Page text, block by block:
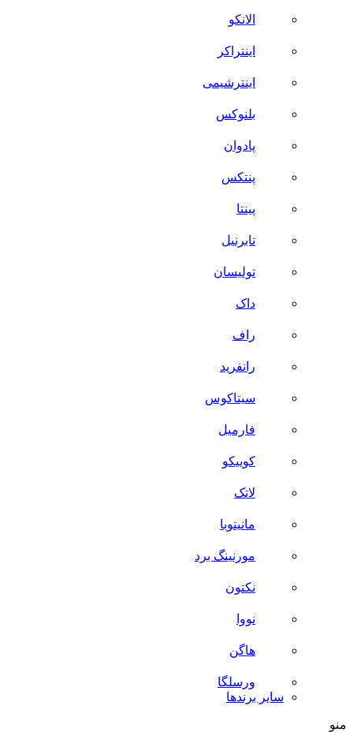
الانکو
اینتراکر
اینترشیمی
بلنوکس
پادوان
پنتکس
پینتا
تابرنیل
تولیسان
داک
راف
رانفرید
سیتاکوس
فارمیل
کوییکو
لاتک
مانیتوبا
مورنینگ برد
نکتون
نووا
هاگن
ورسلگا
سایر برند‌ها
منو